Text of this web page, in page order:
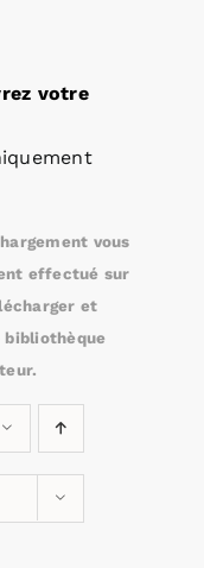
votre
vous
effectué sur
et
bibliothèque